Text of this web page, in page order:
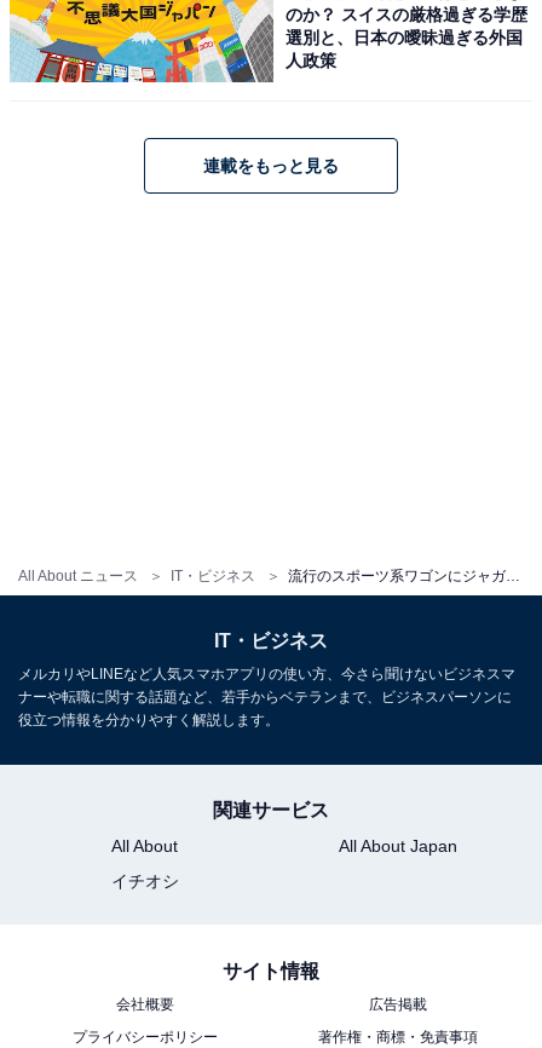
All About ニュース IT・ビジネス
プレス向け発表会には、ジャガー・ブランド・アンバサ
なお、両手がふさがっていても、リヤバンパー下に足を
出し入れすることで、自動的にテールゲートが開閉する
のか？ スイスの厳格過ぎる学歴
選別と、日本の曖昧過ぎる外国
人政策
連載をもっと見る
IT・ビジネス
メルカリやLINEなど人気スマホアプリの使い方、今さら聞けないビジネスマ
ナーや転職に関する話題など、若手からベテランまで、ビジネスパーソンに
役立つ情報を分かりやすく解説します。
関連サービス
All About
All About Japan
イチオシ
サイト情報
会社概要
広告掲載
プライバシーポリシー
著作権・商標・免責事項